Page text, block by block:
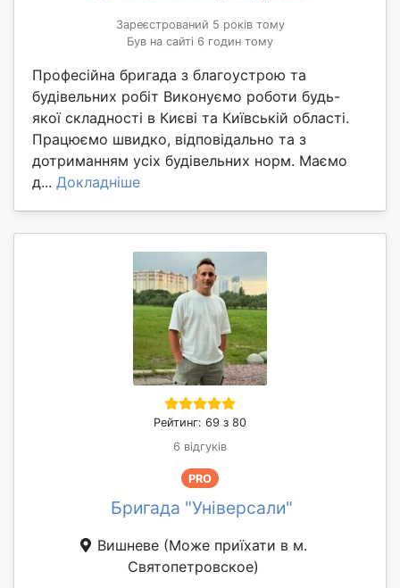
Зареєстрований 5 років тому
Був на сайті 6 годин тому
Професійна бригада з благоустрою та
будівельних робіт Виконуємо роботи будь-
якої складності в Києві та Київській області.
Працюємо швидко, відповідально та з
дотриманням усіх будівельних норм. Маємо
д... Докладніше
Рейтинг: 69 з 80
6 відгуків
PRO
Бригада "Універсали"
Вишневе (Може приїхати в м.
Святопетровское)